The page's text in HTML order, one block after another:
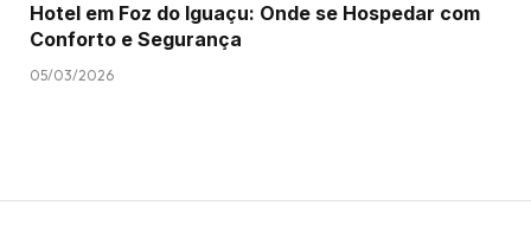
Hotel em Foz do Iguaçu: Onde se Hospedar com
Conforto e Segurança
05/03/2026